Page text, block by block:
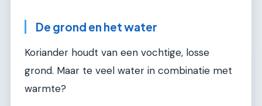
De grond en het water
Koriander houdt van een vochtige, losse
grond. Maar te veel water in combinatie met
warmte?